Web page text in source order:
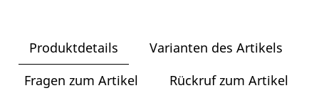
Produktdetails
Varianten des Artikels
Fragen zum Artikel
Rückruf zum Artikel